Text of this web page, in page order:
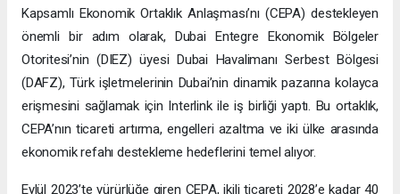
Kapsamlı Ekonomik Ortaklık Anlaşması’nı (CEPA) destekleyen
önemli bir adım olarak, Dubai Entegre Ekonomik Bölgeler
Otoritesi’nin (DIEZ) üyesi Dubai Havalimanı Serbest Bölgesi
(DAFZ), Türk işletmelerinin Dubai’nin dinamik pazarına kolayca
erişmesini sağlamak için Interlink ile iş birliği yaptı. Bu ortaklık,
CEPA’nın ticareti artırma, engelleri azaltma ve iki ülke arasında
ekonomik refahı destekleme hedeflerini temel alıyor.
Eylül 2023’te yürürlüğe giren CEPA, ikili ticareti 2028’e kadar 40